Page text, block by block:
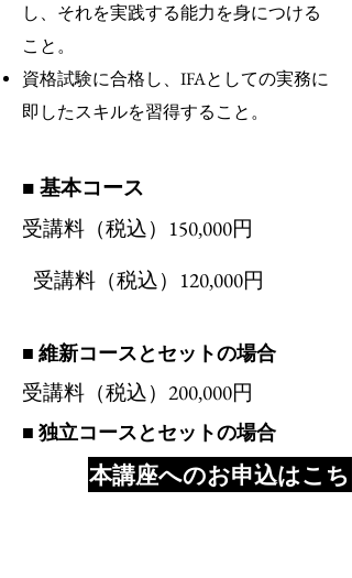
し、それを実践する能力を身につける
こと 。
資格試験に合格し、IFAとしての実務に
即したスキルを習得すること。
■ 基本コース
​受講料（税込）150,000円
​受講料（税込）120,000円
■ 維新コースとセットの場合
​受講料（税込）200,000円
■ 独立コースとセットの場合
本講座へのお申込はこち